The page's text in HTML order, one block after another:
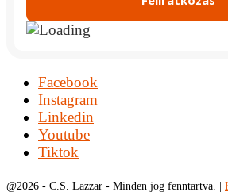
Facebook
Instagram
Linkedin
Youtube
Tiktok
@2026 - C.S. Lazzar - Minden jog fenntartva. |